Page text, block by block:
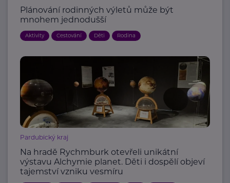
Plánování rodinných výletů může být
mnohem jednodušší
Aktivity Cestování Děti Rodina
Pardubický kraj
Na hradě Rychmburk otevřeli unikátní
výstavu Alchymie planet. Děti i dospělí objeví
tajemství vzniku vesmíru